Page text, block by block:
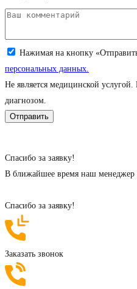
Загрузите снимок (jpeg, png; до 5 Мб)
Нажимая на кнопку
персональных данных.
Не является медицинской услугой.
диагнозом.
Cпасибо за заявку!
В ближайшее время наш менеджер
Cпасибо за заявку!
Заказать звонок